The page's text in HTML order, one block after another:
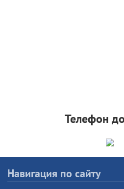
Телефон
Навигация по сайту